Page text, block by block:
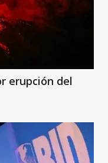
erupción del